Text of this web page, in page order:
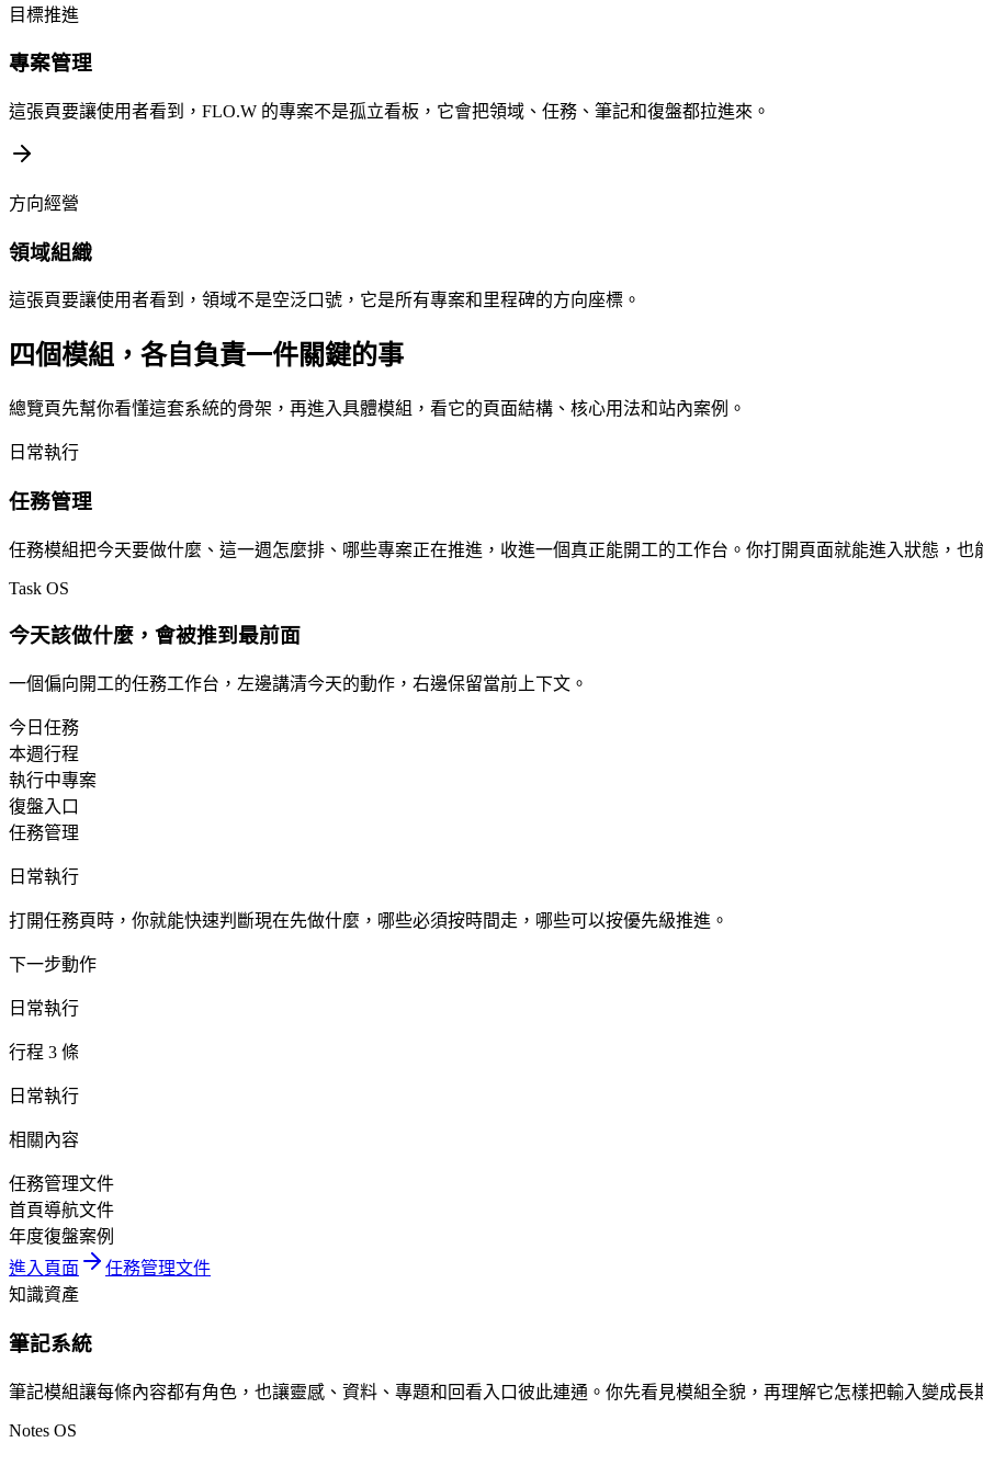
目標推進
專案管理
這張頁要讓使用者看到，FLO.W 的專案不是孤立看板，它會把領域、任務、筆記和復盤都拉進來。
方向經營
領域組織
這張頁要讓使用者看到，領域不是空泛口號，它是所有專案和里程碑的方向座標。
四個模組，各自負責一件關鍵的事
總覽頁先幫你看懂這套系統的骨架，再進入具體模組，看它的頁面結構、核心用法和站內案例。
日常執行
任務管理
任務模組把今天要做什麼、這一週怎麼排、哪些專案正在推進，收進一個真正能開工的工作台。你打開頁面就能進入狀態，也
Task OS
今天該做什麼，會被推到最前面
一個偏向開工的任務工作台，左邊講清今天的動作，右邊保留當前上下文。
今日任務
本週行程
執行中專案
復盤入口
任務管理
日常執行
打開任務頁時，你就能快速判斷現在先做什麼，哪些必須按時間走，哪些可以按優先級推進。
下一步動作
日常執行
行程 3 條
日常執行
相關內容
任務管理文件
首頁導航文件
年度復盤案例
進入頁面
任務管理文件
知識資產
筆記系統
筆記模組讓每條內容都有角色，也讓靈感、資料、專題和回看入口彼此連通。你先看見模組全貌，再理解它怎樣把輸入變成長
Notes OS